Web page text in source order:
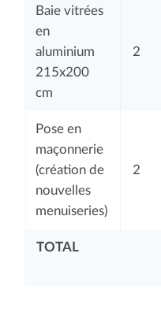
Baie vitrées
en
aluminium
215x200
cm
2
Pose en
maçonnerie
(création de
nouvelles
menuiseries)
2